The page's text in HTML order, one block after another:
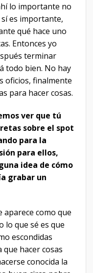
lo importante no
es importante,
qué hace uno
Entonces yo
terminar
todo bien. No hay
oficios, finalmente
para hacer cosas.
ver que tú
sobre el spot
para la
para ellos,
idea de cómo
grabar un
aparece como que
lo que sé es que
escondidas
que hacer cosas
conocida la